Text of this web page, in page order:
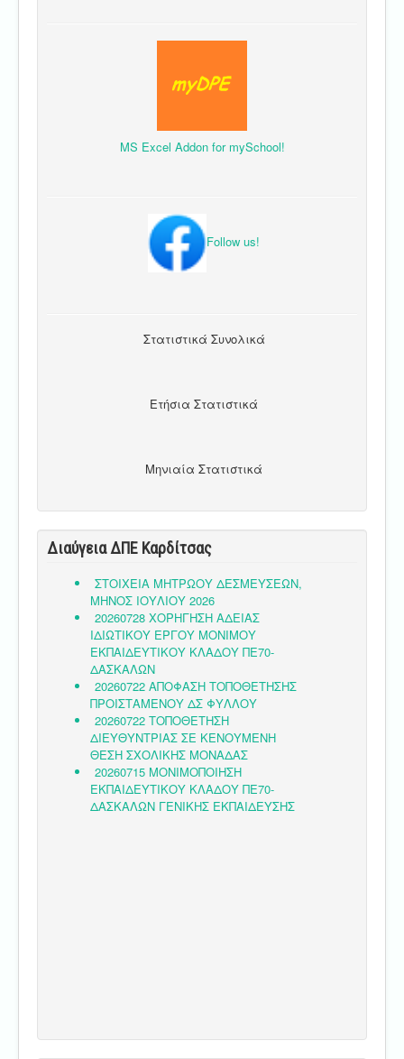
MS Excel Addon for mySchool!
Follow us!
Στατιστικά Συνολικά
Ετήσια Στατιστικά
Μηνιαία Στατιστικά
Διαύγεια ΔΠΕ Καρδίτσας